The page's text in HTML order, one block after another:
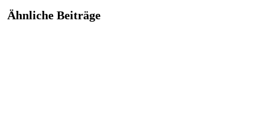
Ähnliche Beiträge